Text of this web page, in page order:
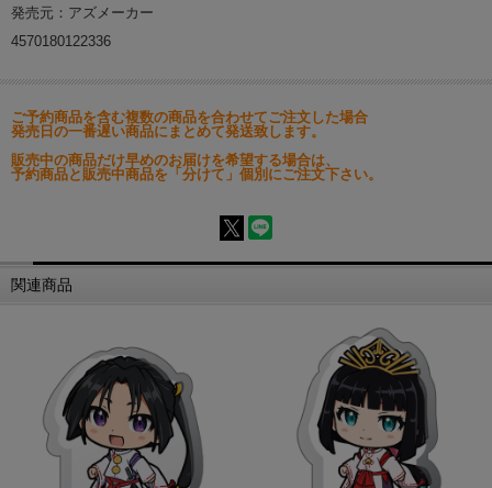
発売元：アズメーカー
4570180122336
ご予約商品を含む複数の商品を合わせてご注文した場合
発売日の一番遅い商品にまとめて発送致します。
販売中の商品だけ早めのお届けを希望する場合は、
予約商品と販売中商品を「分けて」個別にご注文下さい。
関連商品